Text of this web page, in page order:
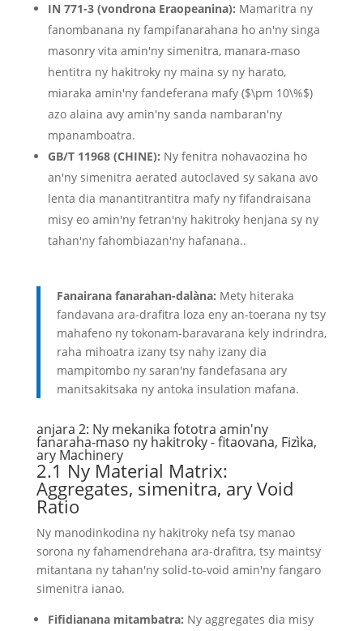
IN 771-3 (vondrona Eraopeanina): Mamaritra ny
fanombanana ny fampifanarahana ho an'ny singa
masonry vita amin'ny simenitra, manara-maso
hentitra ny hakitroky ny maina sy ny harato,
miaraka amin'ny fandeferana mafy ($\pm 10\%$)
azo alaina avy amin'ny sanda nambaran'ny
mpanamboatra.
GB/T 11968 (CHINE): Ny fenitra nohavaozina ho
an'ny simenitra aerated autoclaved sy sakana avo
lenta dia manantitrantitra mafy ny fifandraisana
misy eo amin'ny fetran'ny hakitroky henjana sy ny
tahan'ny fahombiazan'ny hafanana..
Fanairana fanarahan-dalàna: Mety hiteraka
fandavana ara-drafitra loza eny an-toerana ny tsy
mahafeno ny tokonam-baravarana kely indrindra,
raha mihoatra izany tsy nahy izany dia
mampitombo ny saran'ny fandefasana ary
manitsakitsaka ny antoka insulation mafana.
anjara 2: Ny mekanika fototra amin'ny
fanaraha-maso ny hakitroky - fitaovana, Fizìka,
ary Machinery
2.1 Ny Material Matrix:
Aggregates, simenitra, ary Void
Ratio
Ny manodinkodina ny hakitroky nefa tsy manao
sorona ny fahamendrehana ara-drafitra, tsy maintsy
mitantana ny tahan'ny solid-to-void amin'ny fangaro
simenitra ianao.
Fifidianana mitambatra: Ny aggregates dia misy